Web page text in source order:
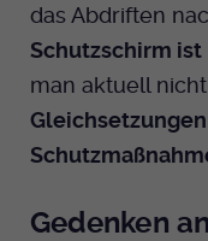
das Abdriften
Schutzschirm
man aktuell
Gedenken